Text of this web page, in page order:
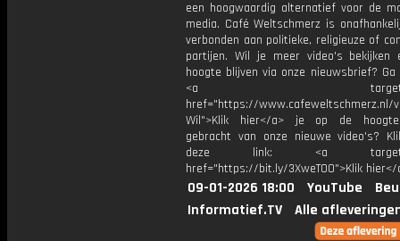
een hoogwaardig alternatief voor de
media. Café Weltschmerz is
verbonden aan politieke, religieuze of
partijen. Wil je meer video's bekijken
hoogte blijven via onze nieuwsbrief? Ga
<a
href="https://www.cafeweltschmerz.nl/
Wil">Klik hier</a> je op de
gebracht van onze nieuwe video's?
deze link: <a
href="https://bit.ly/3XweTO0">Klik hier</
09-01-2026 18:00 YouTube
Informatief.TV
Alle